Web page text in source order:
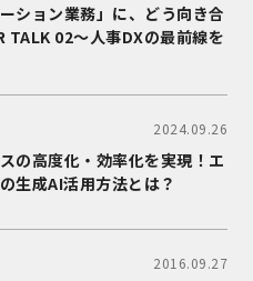
ション業務」に、どう向き合
TALK 02～人事DXの最前線を
2024.09.26
の高度化・効率化を実現！エ
生成AI活用方法とは？
2016.09.27